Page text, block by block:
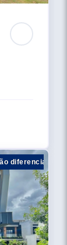
preservada
diferenciada